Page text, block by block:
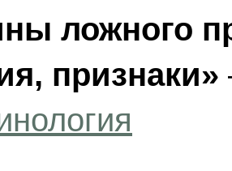
ложного
признаки»